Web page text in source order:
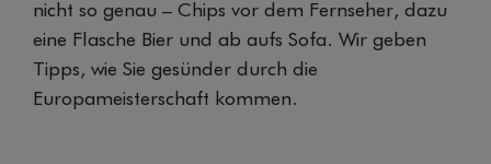
nicht so genau – Chips vor dem Fernseher, dazu
eine Flasche Bier und ab aufs Sofa. Wir geben
Tipps, wie Sie gesünder durch die
Europameisterschaft kommen.